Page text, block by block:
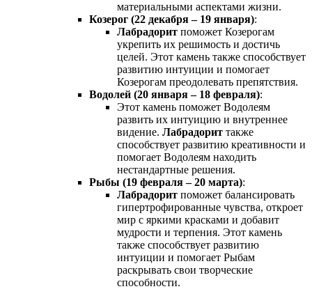
материальными аспектами жизни.
Козерог (22 декабря – 19 января):
Лабрадорит поможет Козерогам
укрепить их решимость и достичь
целей. Этот камень также способствует
развитию интуиции и помогает
Козерогам преодолевать препятствия.
Водолей (20 января – 18 февраля):
Этот камень поможет Водолеям
развить их интуицию и внутреннее
видение. Лабрадорит также
способствует развитию креативности и
помогает Водолеям находить
нестандартные решения.
Рыбы (19 февраля – 20 марта):
Лабрадорит поможет балансировать
гипертрофированные чувства, откроет
мир с яркими красками и добавит
мудрости и терпения. Этот камень
также способствует развитию
интуиции и помогает Рыбам
раскрывать свои творческие
способности.